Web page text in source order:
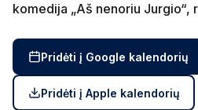
komedija „Aš nenoriu Jurgio“,
Pridėti į Google kalendorių
Pridėti į Apple kalendorių